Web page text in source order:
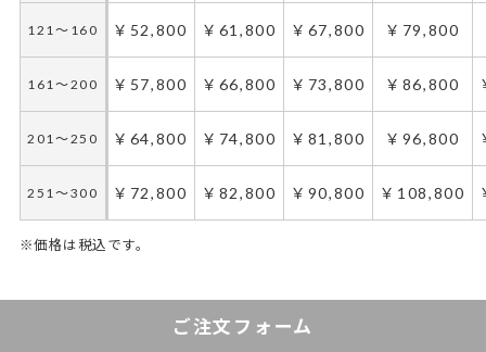
121～160 ￥52,800 ￥61,800 ￥67,800 ￥79,800
161～200 ￥57,800 ￥66,800 ￥73,800 ￥86,800
201～250 ￥64,800 ￥74,800 ￥81,800 ￥96,800
251～300 ￥72,800 ￥82,800 ￥90,800 ￥108,800
※価格は税込です。
ご注文フォーム